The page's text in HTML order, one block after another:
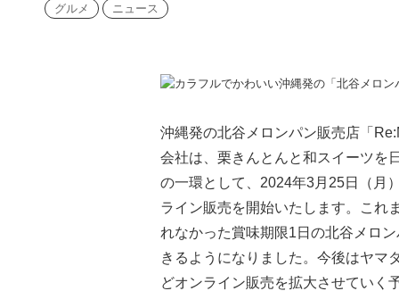
グルメ ニュース
沖縄発の北谷メロンパン販売店「
会社は、栗きんとんと和スイーツを
の一環として、2024年3月25日（月
ライン販売を開始いたします。これ
れなかった賞味期限1日の北谷メロ
きるようになりました。今後はヤマ
どオンライン販売を拡大させていく